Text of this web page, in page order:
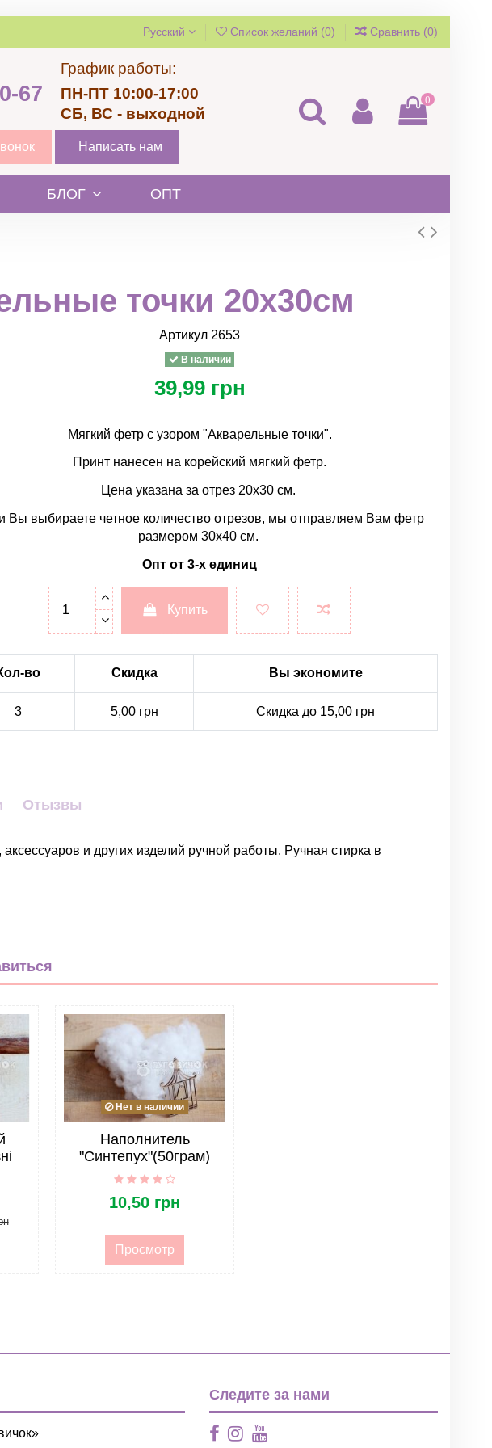
Русский Список желаний (0) Сравнить (0)
67
График работы:
ПН-ПТ 10:00-17:00
СБ, ВС - выходной
Написать нам
0
БЛОГ ОПТ
точки 20х30см
Артикул 2653
В наличии
39,99 грн
Мягкий фетр с узором "Акварельные точки".
Принт нанесен на корейский мягкий фетр.
Цена указана за отрез 20х30 см.
Вы выбираете четное количество отрезов, мы отправляем Вам фетр
размером 30х40 см.
Опт от 3-х единиц
Купить
во Скидка Вы экономите
3 5,00 грн Скидка до 15,00 грн
Отызвы
и других изделий ручной работы. Ручная стирка в
100%
Нет в наличии
Наполнитель
"Синтепух"(50грам)
10,50 грн
Просмотр
Следите за нами